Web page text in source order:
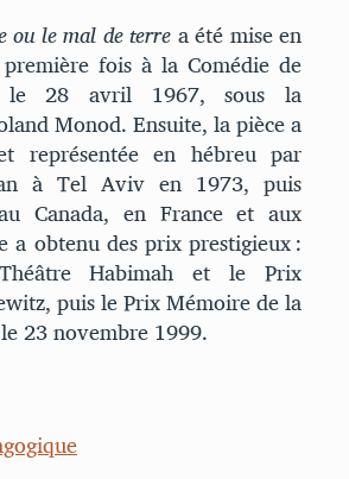
ou le mal de terrea été mise en
fois à la Comédie de
le 28 avril 1967, sous la
Monod. Ensuite, la pièce a
représentée en hébreu par
à Tel Aviv en 1973, puis
Canada, en France et aux
a obtenu des prix prestigieux :
Habimah et le Prix
puis le Prix Mémoire de la
23 novembre 1999.